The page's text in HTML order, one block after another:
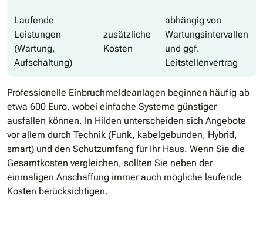
Laufende
Leistungen
(Wartung,
Aufschaltung)
zusätzliche
Kosten
abhängig von
Wartungsintervallen
und ggf.
Leitstellenvertrag
Professionelle Einbruchmeldeanlagen beginnen häufig ab
etwa 600 Euro, wobei einfache Systeme günstiger
ausfallen können. In Hilden unterscheiden sich Angebote
vor allem durch Technik (Funk, kabelgebunden, Hybrid,
smart) und den Schutzumfang für Ihr Haus. Wenn Sie die
Gesamtkosten vergleichen, sollten Sie neben der
einmaligen Anschaffung immer auch mögliche laufende
Kosten berücksichtigen.